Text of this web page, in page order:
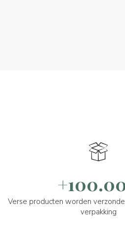
Verse producten worden
verpakking